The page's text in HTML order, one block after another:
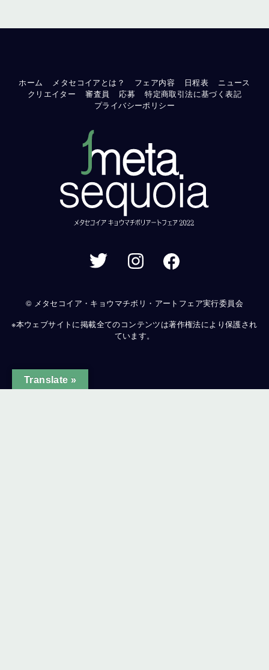
ホーム メタセコイアとは？ フェア内容 日程表
ニュース
クリエイター
審査員 応募
特定商取引法に基づく表記
プライバシーポリシー
© メタセコイア・キョウマチボリ・アートフェア実行委員会
※本ウェブサイトに掲載全てのコンテンツは著作権法により保護され
ています。
Translate »